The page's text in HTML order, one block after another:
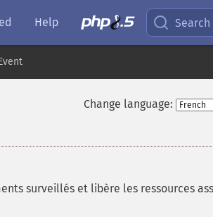
Help
Change language:
surveillés et libère les ressources